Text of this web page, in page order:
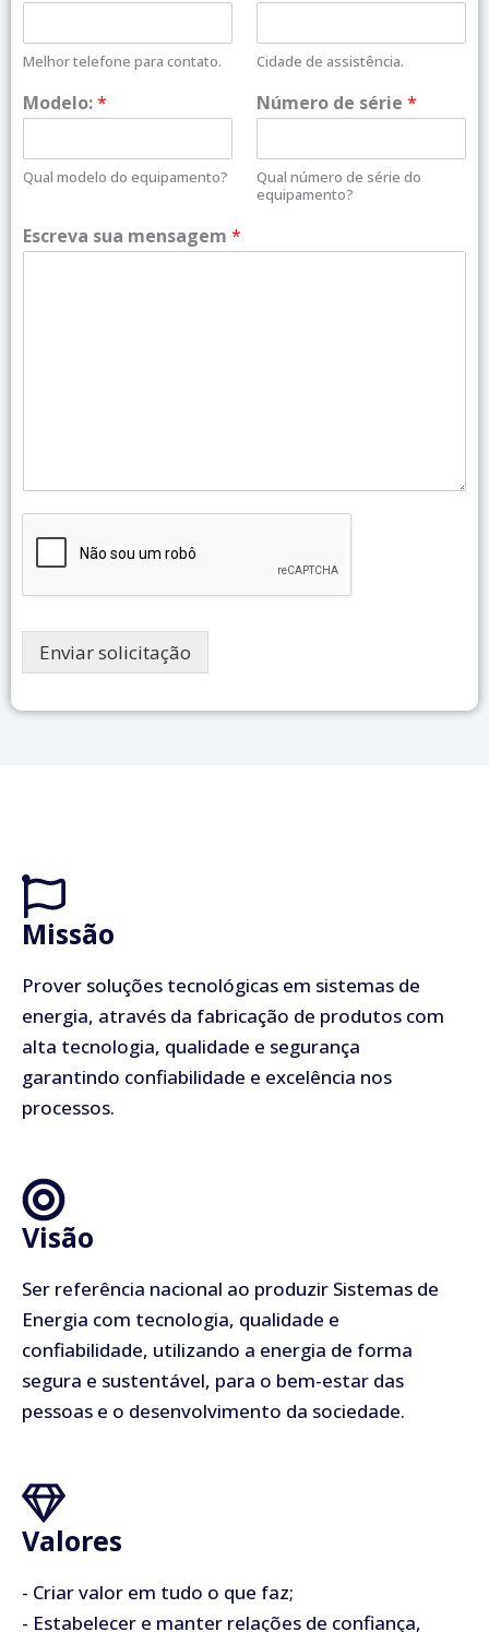
Melhor telefone para contato. Cidade de assistência.
Modelo:*
Qual modelo do equipamento?
Número de série *
Qual número de série do
equipamento?
Escreva sua mensagem *
Enviar solicitação
Missão
Prover soluções tecnológicas em sistemas de
energia, através da fabricação de produtos com
alta tecnologia, qualidade e segurança
garantindo confiabilidade e excelência nos
processos.
Visão
Ser referência nacional ao produzir Sistemas de
Energia com tecnologia, qualidade e
confiabilidade, utilizando a energia de forma
segura e sustentável, para o bem-estar das
pessoas e o desenvolvimento da sociedade.
Valores
- Criar valor em tudo o que faz;
- Estabelecer e manter relações de confiança,